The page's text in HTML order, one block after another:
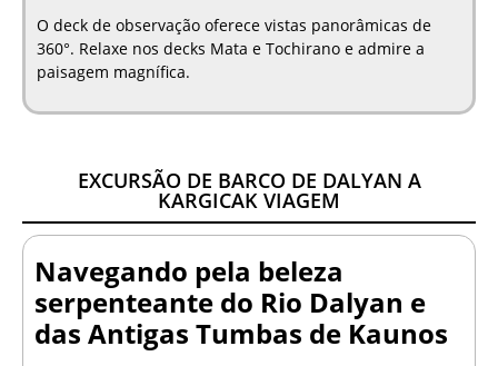
O deck de observação oferece vistas panorâmicas de
360°. Relaxe nos decks Mata e Tochirano e admire a
paisagem magnífica.
EXCURSÃO DE BARCO DE DALYAN A
KARGICAK VIAGEM
Navegando pela beleza
serpenteante do Rio Dalyan e
das Antigas Tumbas de Kaunos